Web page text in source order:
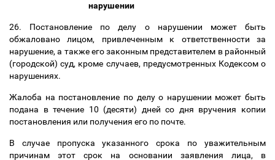
нарушении
26. Постановление по делу о нарушении может быть
обжаловано лицом, привлеченным к ответственности за
нарушение, а также его законным представителем в районный
(городской) суд, кроме случаев, предусмотренных Кодексом о
нарушениях.
Жалоба на постановление по делу о нарушении может быть
подана в течение 10 (десяти) дней со дня вручения копии
постановления или получения его по почте.
В случае пропуска указанного срока по уважительным
причинам этот срок на основании заявления лица, в